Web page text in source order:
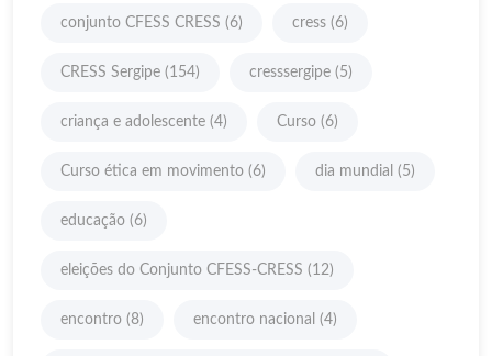
conjunto CFESS CRESS (6) cress (6)
CRESS Sergipe (154) cresssergipe (5)
criança e adolescente (4) Curso (6)
Curso ética em movimento (6) dia mundial (5)
educação (6)
eleições do Conjunto CFESS-CRESS (12)
encontro (8) encontro nacional (4)